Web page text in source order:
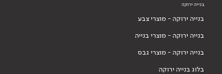
בנייה ירוקה
בנייה ירוקה - מוצרי צבע
בנייה ירוקה - מוצרי בנייה
בנייה ירוקה - מוצרי גבס
בלוג בנייה ירוקה